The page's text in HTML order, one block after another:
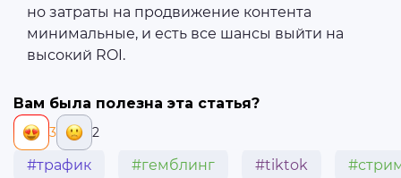
но затраты на продвижение контента
минимальные, и есть все шансы выйти на
высокий ROI.
Вам была полезна эта статья?
3 2
#трафик #гемблинг #tiktok